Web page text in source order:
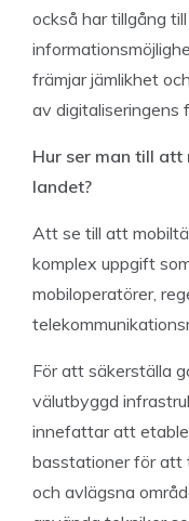
också har tillgång
främjar jämlikhet
av digitaliseringens
Hur ser man till
landet?
Att se till att
komplex uppgift
mobiloperatörer,
För att säkerställa
välutbyggd
innefattar att
basstationer för att
och avlägsna